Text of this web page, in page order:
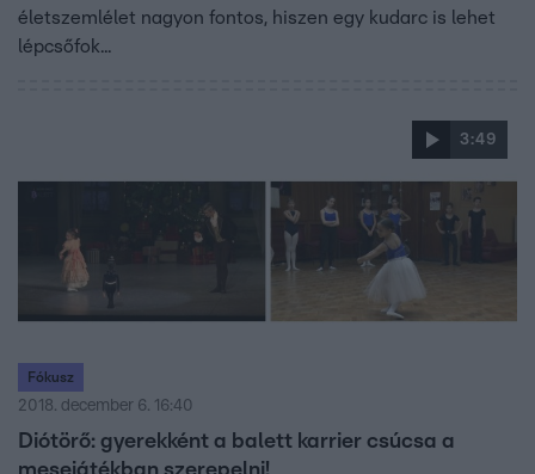
életszemlélet nagyon fontos, hiszen egy kudarc is lehet
lépcsőfok...
3:49
Fókusz
2018. december 6. 16:40
Diótörő: gyerekként a balett karrier csúcsa a